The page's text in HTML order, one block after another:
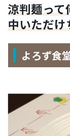
涼判麺って
中いただけ
よろず食